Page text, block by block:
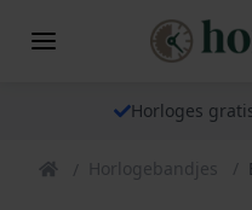
Horloges
Horlogebandjes